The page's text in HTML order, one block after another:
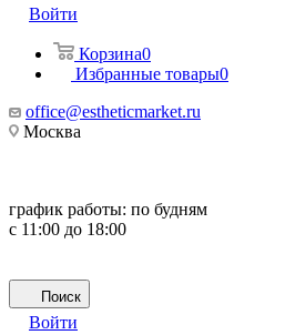
Войти
Корзина0
Избранные товары0
office@estheticmarket.ru
Москва
график работы: по будням
с 11:00 до 18:00
Поиск
Войти